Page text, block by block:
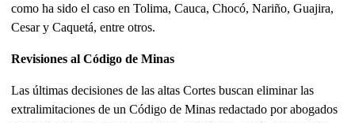
como ha sido el caso en Tolima, Cauca, Chocó, Nariño, Guajira,
Cesar y Caquetá, entre otros.
Revisiones al Código de Minas
Las últimas decisiones de las altas Cortes buscan eliminar las
extralimitaciones de un Código de Minas redactado por abogados